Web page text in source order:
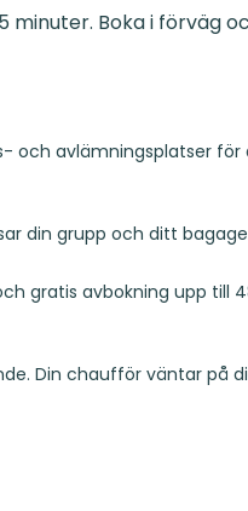
Boka i förväg
och avlämningsplatser för
din grupp och ditt
gratis avbokning upp till
Din chaufför väntar på